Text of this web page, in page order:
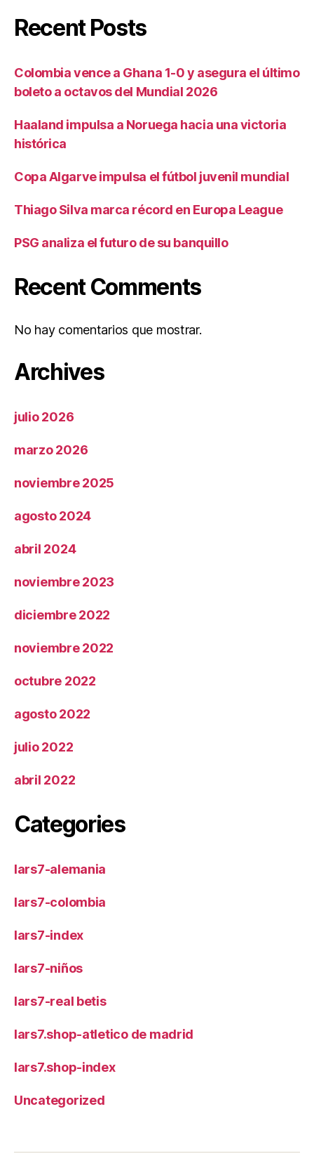
Recent Posts
Colombia vence a Ghana 1-0 y asegura el último
boleto a octavos del Mundial 2026
Haaland impulsa a Noruega hacia una victoria
histórica
Copa Algarve impulsa el fútbol juvenil mundial
Thiago Silva marca récord en Europa League
PSG analiza el futuro de su banquillo
Recent Comments
No hay comentarios que mostrar.
Archives
julio 2026
marzo 2026
noviembre 2025
agosto 2024
abril 2024
noviembre 2023
diciembre 2022
noviembre 2022
octubre 2022
agosto 2022
julio 2022
abril 2022
Categories
lars7-alemania
lars7-colombia
lars7-index
lars7-niños
lars7-real betis
lars7.shop-atletico de madrid
lars7.shop-index
Uncategorized